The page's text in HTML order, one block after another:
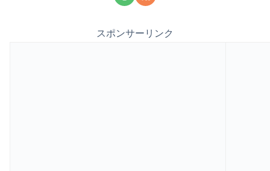
スポンサーリンク